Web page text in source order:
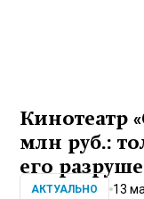
Кинотеатр
млн руб.:
его
АКТУАЛЬНО 13